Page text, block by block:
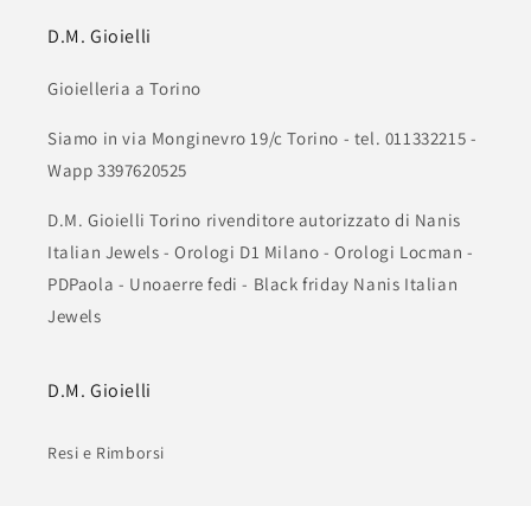
D.M. Gioielli
Gioielleria a Torino
Siamo in via Monginevro 19/c Torino - tel. 011332215 -
Wapp 3397620525
D.M. Gioielli Torino rivenditore autorizzato di Nanis
Italian Jewels - Orologi D1 Milano - Orologi Locman -
PDPaola - Unoaerre fedi - Black friday Nanis Italian
Jewels
D.M. Gioielli
Resi e Rimborsi